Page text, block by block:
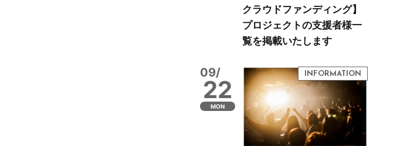
クラウドファンディング】
プロジェクトの支援者様一
覧を掲載いたします
09/
22
MON